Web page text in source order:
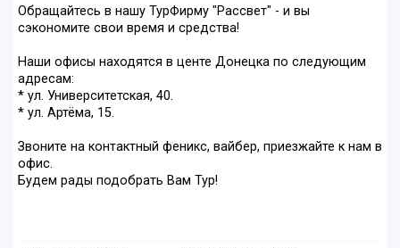
Обращайтесь в нашу ТурФирму "Рассвет" - и вы
сэкономите свои время и средства!
Наши офисы находятся в центе Донецка по следующим
адресам:
* ул. Университетская, 40.
* ул. Артёма, 15.
Звоните на контактный феникс, вайбер, приезжайте к нам в
офис.
Будем рады подобрать Вам Тур!